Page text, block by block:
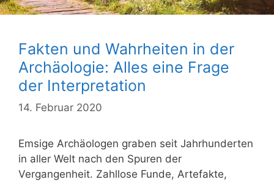
Fakten und Wahrheiten in der
Archäologie: Alles eine Frage
der Interpretation
14. Februar 2020
Emsige Archäologen graben seit Jahrhunderten
in aller Welt nach den Spuren der
Vergangenheit. Zahllose Funde, Artefakte,